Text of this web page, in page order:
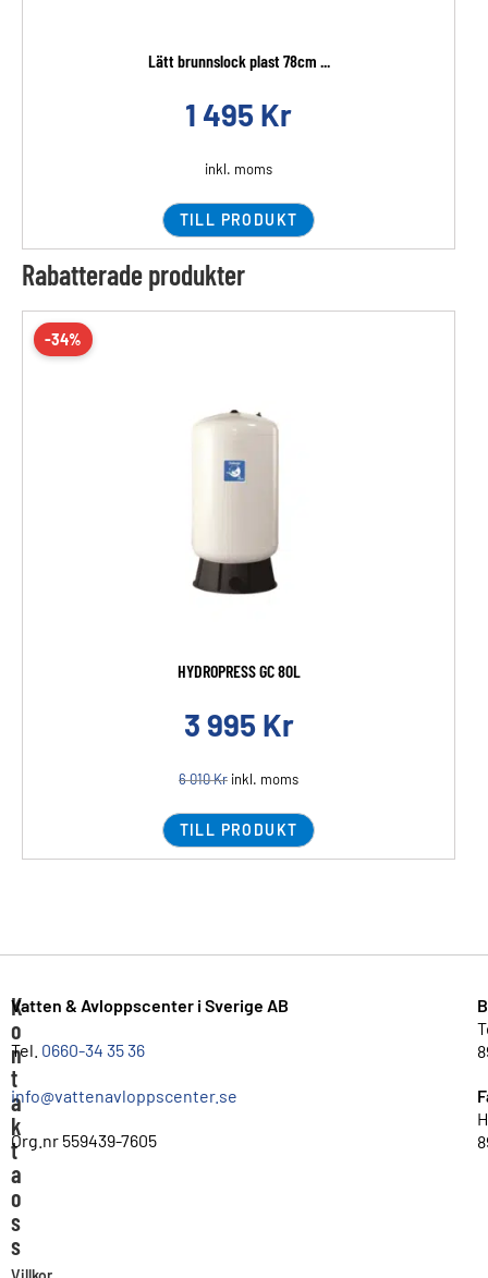
Lätt brunnslock plast 78cm ...
1 495 Kr
inkl. moms
TILL PRODUKT
Rabatterade produkter
-34%
HYDROPRESS GC 80L
3 995 Kr
6 010Kr inkl. moms
TILL PRODUKT
K
o
n
t
a
k
t
a
o
s
s
Vatten & Avloppscenter i Sverige AB
Tel. 0660-34 35 36
info@vattenavloppscenter.se
Org.nr 559439-7605